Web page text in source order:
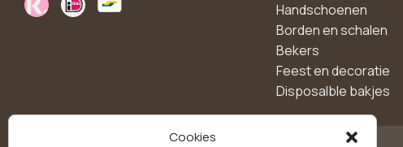
Cookies
Handschoenen
Borden en schalen
Bekers
Feest en decoratie
Disposalble bakjes